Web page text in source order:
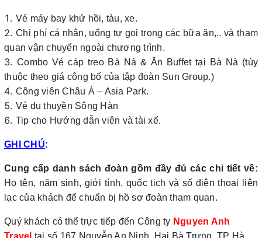
Vé máy bay khứ hồi, tàu, xe.
Chi phí cá nhân, uống tự gọi trong các bữa ăn,.. và tham
quan vận chuyển ngoài chương trình.
Combo Vé cáp treo Bà Nà & Ăn Buffet tại Bà Nà (tùy
thuộc theo giá công bố của tập đoàn Sun Group.)
Công viên Châu Á – Asia Park.
Vé du thuyền Sông Hàn
Tip cho Hướng dẫn viên và tài xế.
GHI CHÚ:
Cung cấp danh sách đoàn gồm đầy đủ các chi tiết về:
Họ tên, năm sinh, giới tính, quốc tịch và số điện thoại liên
lạc của khách để chuẩn bị hồ sơ đoàn tham quan.
Quý khách có thể trực tiếp đến Công ty Nguyen Anh
Travel tại số 167 Nguyễn An Ninh, Hai Bà Trưng, TP Hà